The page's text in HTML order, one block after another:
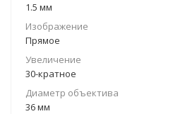
1.5 мм
Изображение
Прямое
Увеличение
30-кратное
Диаметр объектива
36 мм